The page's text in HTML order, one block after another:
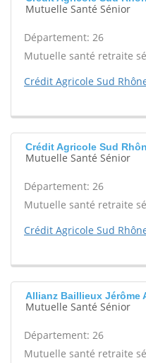
Mutuelle Santé Sénior
Département: 26
Mutuelle santé retraite
Crédit Agricole Sud
Crédit Agricole Sud
Mutuelle Santé Sénior
Département: 26
Mutuelle santé retraite
Crédit Agricole Sud
Allianz Baillieux Jérôme
Mutuelle Santé Sénior
Département: 26
Mutuelle santé retraite